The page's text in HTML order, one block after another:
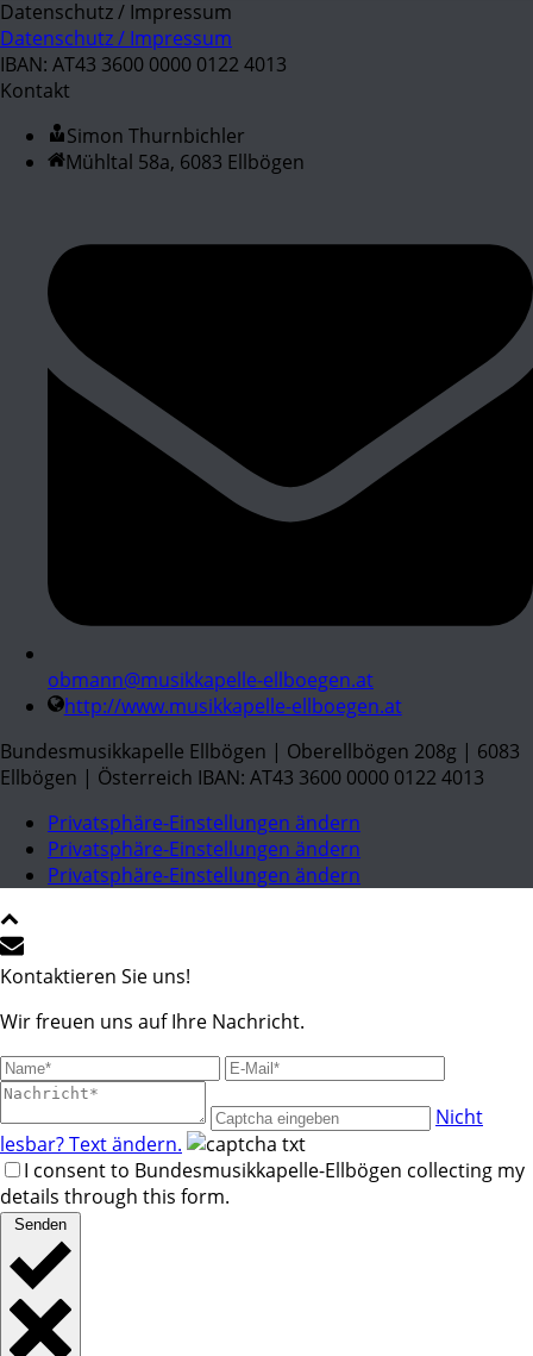
Datenschutz / Impressum
Datenschutz / Impressum
IBAN: AT43 3600 0000 0122 4013
Kontakt
Simon Thurnbichler
Mühltal 58a, 6083 Ellbögen
obmann@musikkapelle-ellboegen.at
http://www.musikkapelle-ellboegen.at
Bundesmusikkapelle Ellbögen | Oberellbögen 208g | 6083
Ellbögen | Österreich IBAN: AT43 3600 0000 0122 4013
Privatsphäre-Einstellungen ändern
Privatsphäre-Einstellungen ändern
Privatsphäre-Einstellungen ändern
Kontaktieren Sie uns!
Wir freuen uns auf Ihre Nachricht.
Nicht
lesbar? Text ändern.
I consent to Bundesmusikkapelle-Ellbögen collecting my
details through this form.
Senden